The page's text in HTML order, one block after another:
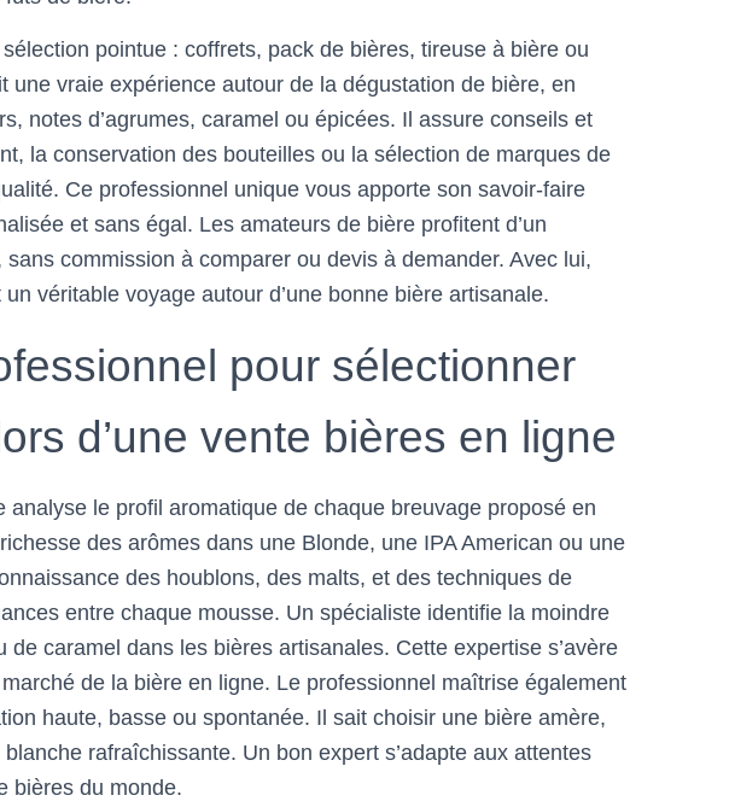
pointue : coffrets, pack de bières, tireuse à bière ou
une vraie expérience autour de la dégustation de bière, en
notes d’agrumes, caramel ou épicées. Il assure conseils et
la conservation des bouteilles ou la sélection de marques de
Ce professionnel unique vous apporte son savoir-faire
et sans égal. Les amateurs de bière profitent d’un
commission à comparer ou devis à demander. Avec lui,
véritable voyage autour d’une bonne bière artisanale.
pour sélectionner
d’une vente bières en ligne
analyse le profil aromatique de chaque breuvage proposé en
des arômes dans une Blonde, une IPA American ou une
des houblons, des malts, et des techniques de
entre chaque mousse. Un spécialiste identifie la moindre
de caramel dans les bières artisanales. Cette expertise s’avère
de la bière en ligne. Le professionnel maîtrise également
haute, basse ou spontanée. Il sait choisir une bière amère,
rafraîchissante. Un bon expert s’adapte aux attentes
bières du monde.